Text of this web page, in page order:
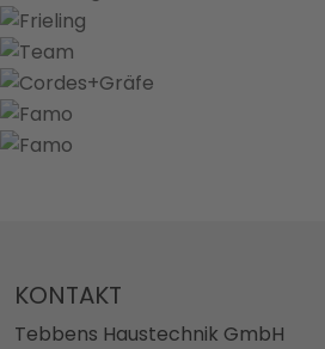
KONTAKT
Tebbens Haustechnik GmbH